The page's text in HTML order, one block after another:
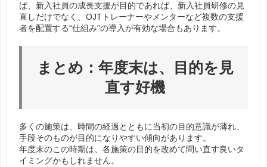
ば、新入社員の成長支援が目的であれば、新入社員研修の見
直しだけでなく、OJTトレーナーやメンターなど複数の支援
者を配置する“仕組み”の導入が有効な場合もあります。
まとめ：年度末は、目的を見
直す好機
多くの施策は、時間の経過とともに当初の目的意識が薄れ、
手段そのものが目的になりやすい傾向があります。
年度末のこの時期は、各施策の目的を改めて問い直す良いタ
イミングかもしれません。